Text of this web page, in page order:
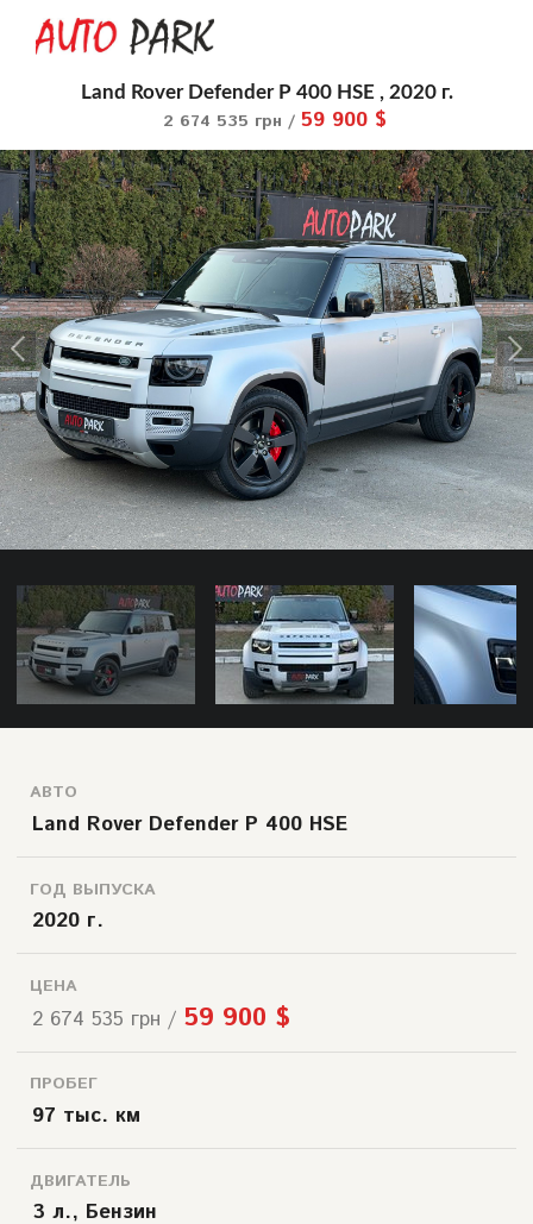
Land Rover Defender P 400 HSE , 2020 г.
2 674 535 грн / 59 900 $
АВТО
Land Rover Defender P 400 HSE
ГОД ВЫПУСКА
2020 г.
ЦЕНА
2 674 535 грн / 59 900 $
ПРОБЕГ
97 тыс. км
ДВИГАТЕЛЬ
3 л., Бензин